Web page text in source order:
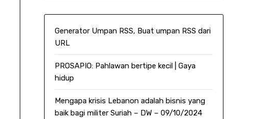
Generator Umpan RSS, Buat umpan RSS dari
URL
PROSAPIO: Pahlawan bertipe kecil | Gaya
hidup
Mengapa krisis Lebanon adalah bisnis yang
baik bagi militer Suriah – DW – 09/10/2024